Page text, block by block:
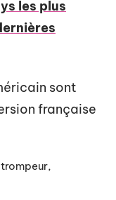
les plus
sont
française